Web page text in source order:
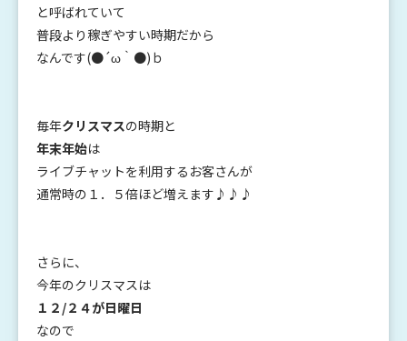
と呼ばれていて
普段より稼ぎやすい時期だから
なんです(●´ω｀●)ｂ
毎年クリスマスの時期と
年末年始は
ライブチャットを利用するお客さんが
通常時の１．５倍ほど増えます♪♪♪
さらに、
今年のクリスマスは
１２/２４が日曜日
なので